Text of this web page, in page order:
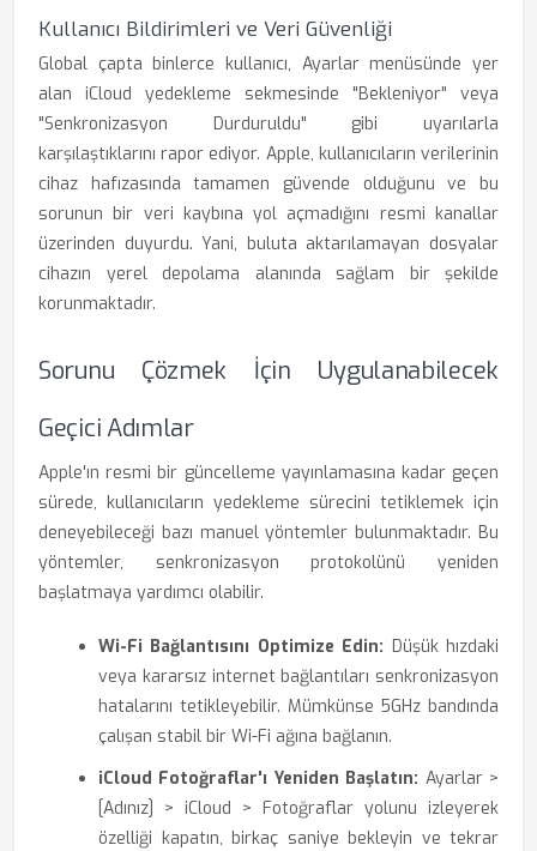
Kullanıcı Bildirimleri ve Veri Güvenliği
Global çapta binlerce kullanıcı, Ayarlar menüsünde yer
alan iCloud yedekleme sekmesinde "Bekleniyor" veya
"Senkronizasyon Durduruldu" gibi uyarılarla
karşılaştıklarını rapor ediyor. Apple, kullanıcıların verilerinin
cihaz hafızasında tamamen güvende olduğunu ve bu
sorunun bir veri kaybına yol açmadığını resmi kanallar
üzerinden duyurdu. Yani, buluta aktarılamayan dosyalar
cihazın yerel depolama alanında sağlam bir şekilde
korunmaktadır.
Sorunu Çözmek İçin Uygulanabilecek
Geçici Adımlar
Apple'ın resmi bir güncelleme yayınlamasına kadar geçen
sürede, kullanıcıların yedekleme sürecini tetiklemek için
deneyebileceği bazı manuel yöntemler bulunmaktadır. Bu
yöntemler, senkronizasyon protokolünü yeniden
başlatmaya yardımcı olabilir.
Wi-Fi Bağlantısını Optimize Edin: Düşük hızdaki
veya kararsız internet bağlantıları senkronizasyon
hatalarını tetikleyebilir. Mümkünse 5GHz bandında
çalışan stabil bir Wi-Fi ağına bağlanın.
iCloud Fotoğraflar'ı Yeniden Başlatın: Ayarlar >
[Adınız] > iCloud > Fotoğraflar yolunu izleyerek
özelliği kapatın, birkaç saniye bekleyin ve tekrar